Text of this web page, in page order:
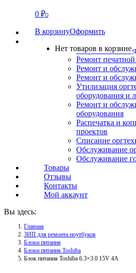
0 ₽0
В корзинуОформить
Нет товаров в корзине.
СВЯЗАТЬСЯ
О нас
Заправка
Ремонт
Ремонт и
Ремонт и
Утилизация
оборудования и
Ремонт и
оборудования
Распечатка и
проектов
Списание
Обслуживание
Обслуживание
Товары
Отзывы
Контакты
Мой аккаунт
Вы здесь:
Главная
ЗИП для ремонта ноутбуков
Блоки питания
Блоки питания Toshiba
Блок питания Toshiba 6.3×3.0 15V 4A